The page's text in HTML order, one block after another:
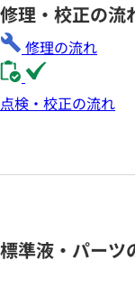
修理・校正の流
修理の流れ
点検・校正の流れ
標準液・パーツ